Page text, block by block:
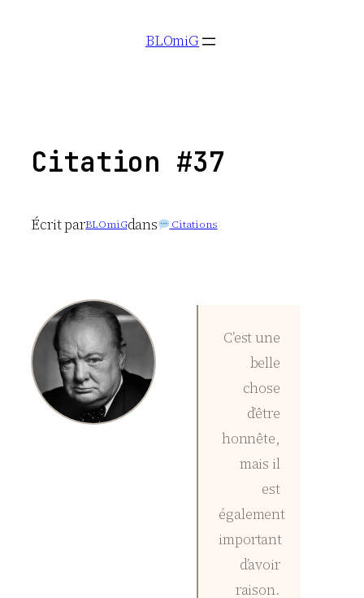
BLOmiG
Citation #37
Écrit parBLOmiGdans Citations
C’est une
belle
chose
d’être
honnête,
mais il
est
également
important
d’avoir
raison.